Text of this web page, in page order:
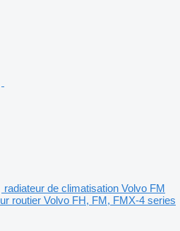
radiateur de climatisation Volvo FM
routier Volvo FH, FM, FMX-4 series